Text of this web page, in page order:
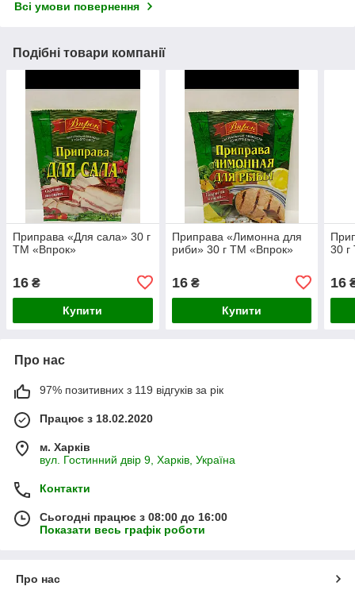
Всі умови повернення
Подібні товари компанії
Приправа «Для сала» 30 г
ТМ «Впрок»
16 ₴
Купити
Приправа «Лимонна для
риби» 30 г ТМ «Впрок»
16₴
Купити
30
16
Про нас
97% позитивних з 119 відгуків за рік
Працює з 18.02.2020
м. Харків
вул. Гостинний двір 9, Харків, Україна
Контакти
Сьогодні працює з 08:00 до 16:00
Показати весь графік роботи
Про нас